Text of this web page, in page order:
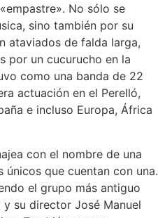
No sólo se
sino también por su
ataviados de falda larga,
por un cucurucho en la
como una banda de 22
actuación en el Perelló,
e incluso Europa, África
con el nombre de una
únicos que cuentan con una.
el grupo más antiguo
su director José Manuel